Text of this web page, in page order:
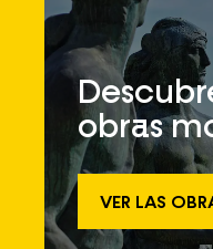
obras
VER LAS